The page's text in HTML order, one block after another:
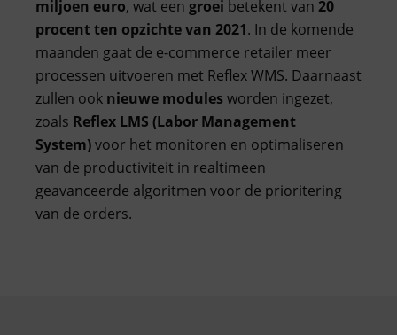
miljoen euro, wat een groei betekent van 20
procent ten opzichte van 2021. In de komende
maanden gaat de e-commerce retailer meer
processen uitvoeren met Reflex WMS. Daarnaast
zullen ook nieuwe modules worden ingezet,
zoals Reflex LMS (Labor Management
System)voor het monitoren en optimaliseren
van de productiviteit in realtimeen
geavanceerde algoritmen voor de prioritering
van de orders.